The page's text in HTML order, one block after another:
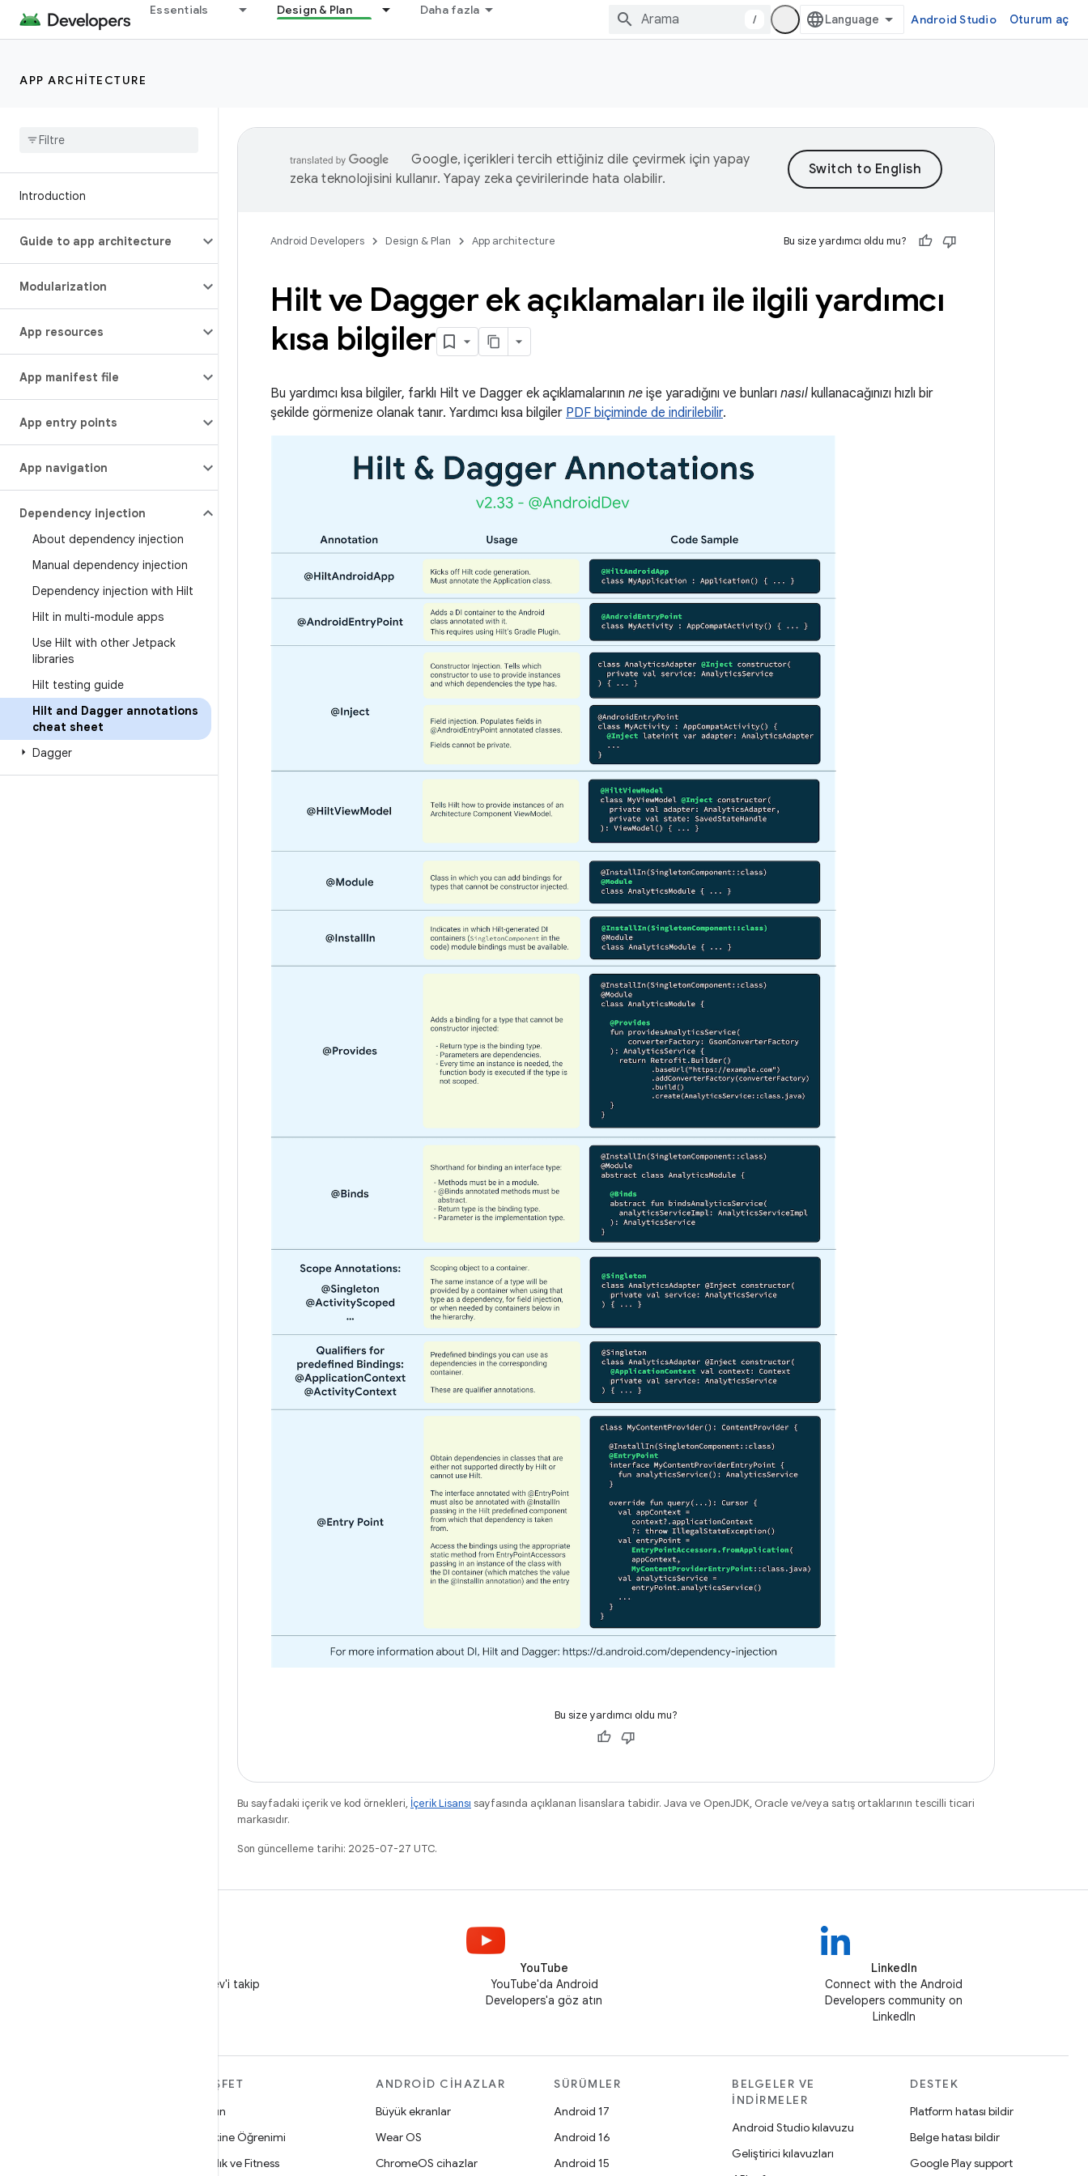
Essentials Design & Plan Daha fazla
/ Android Studio Oturum aç
APP ARCHITECTURE
Introduction
Guide to app architecture
Modularization
App resources
App manifest file
App entry points
App navigation
Dependency injection
About dependency injection
Manual dependency injection
Dependency injection with Hilt
Hilt in multi-module apps
Use Hilt with other Jetpack
libraries
Hilt testing guide
Hilt and Dagger annotations
cheat sheet
Dagger
Google, içerikleri tercih ettiğiniz dile çevirmek için yapay
zeka teknolojisini kullanır. Yapay zeka çevirilerinde hata olabilir.
Android Developers Design & Plan App architecture Bu size yardımcı oldu mu?
Hilt ve Dagger ek açıklamaları ile ilgili yardımcı
kısa bilgiler
Bu yardımcı kısa bilgiler, farklı Hilt ve Dagger ek açıklamalarının ne işe yaradığını ve bunları nasıl kullanacağınızı hızlı bir
şekilde görmenize olanak tanır. Yardımcı kısa bilgiler PDF biçiminde de indirilebilir.
Bu size yardımcı oldu mu?
Bu sayfadaki içerik ve kod örnekleri, İçerik Lisansı sayfasında açıklanan lisanslara tabidir. Java ve OpenJDK, Oracle ve/veya satış ortaklarının tescilli ticari
markasıdır.
Son güncelleme tarihi: 2025-07-27 UTC.
X'te @AndroidDev'i takip
YouTube
YouTube'da Android
Developers'a göz atın
LinkedIn
Connect with the Android
Developers community on
LinkedIn
KEŞFET
Oyun
Makine Öğrenimi
Sağlık ve Fitness
ANDROID CIHAZLAR
Büyük ekranlar
Wear OS
ChromeOS cihazlar
SÜRÜMLER
Android 17
Android 16
Android 15
BELGELER VE
İNDIRMELER
Android Studio kılavuzu
Geliştirici kılavuzları
DESTEK
Platform hatası bildir
Belge hatası bildir
Google Play support